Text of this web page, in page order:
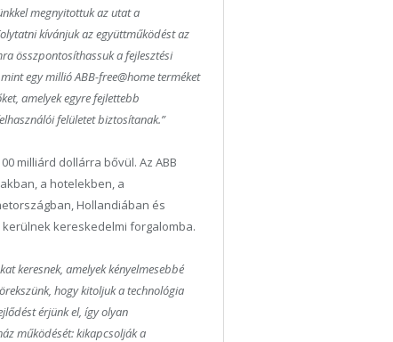
megnyitottuk az utat a
kívánjuk az együttműködést az
összpontosíthassuk a fejlesztési
egy millió ABB-free@home terméket
amelyek egyre fejlettebb
felületet biztosítanak.”
milliárd dollárra bővül. Az ABB
a hotelekben, a
Hollandiában és
kereskedelmi forgalomba.
keresnek, amelyek kényelmesebbé
hogy kitoljuk a technológia
érjünk el, így olyan
működését: kikapcsolják a